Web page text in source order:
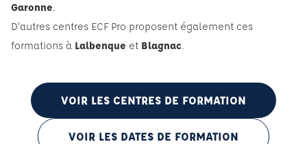
Garonne.
D’autres centres ECF Pro proposent également ces
formations à Lalbenque et Blagnac.
VOIR LES CENTRES DE FORMATION
VOIR LES DATES DE FORMATION